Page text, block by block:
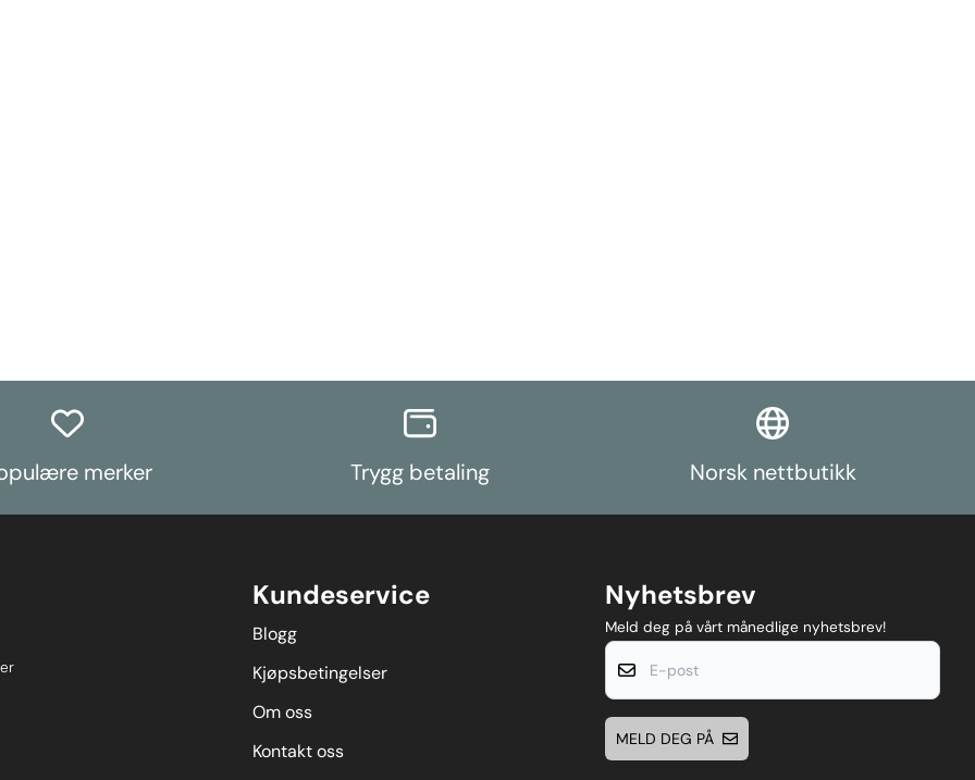
merker Trygg betaling Norsk nettbutikk
Kundeservice
Blogg
Kjøpsbetingelser
Om oss
Kontakt oss
Nyhetsbrev
Meld deg på vårt månedlige nyhetsbrev!
E-post
MELD DEG PÅ